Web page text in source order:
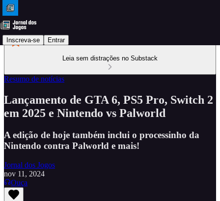
Inscreva-se Entrar
Leia sem distrações no Substack
Resumo de notícias
Lançamento de GTA 6, PS5 Pro, Switch 2
em 2025 e Nintendo vs Palworld
A edição de hoje também inclui o processinho da
Nintendo contra Palworld e mais!
Jornal dos Jogos
nov 11, 2024
Ouça